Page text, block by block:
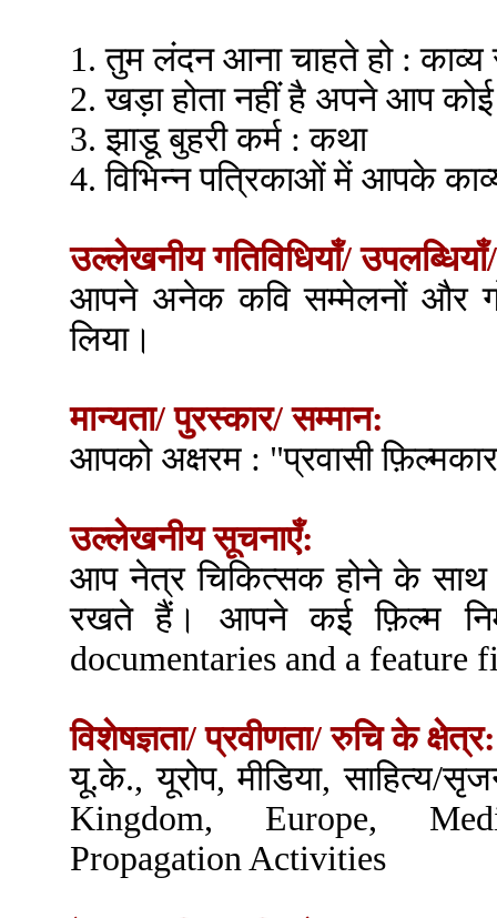
1. तुम लंदन आना चाहते हो : काव्य
2. खड़ा होता नहीं है अपने आप
3. झाडू बुहरी कर्म : कथा
4. विभिन्न पत्रिकाओं में आपके
उल्लेखनीय गतिविधियाँ/ उपलब्धियाँ/
आपने अनेक कवि सम्मेलनों और
लिया।
मान्यता/ पुरस्कार/ सम्मान:
आपको अक्षरम : "प्रवासी
उल्लेखनीय सूचनाएँ:
आप नेत्र चिकित्सक होने के साथ
रखते हैं। आपने कई फ़िल्म
documentaries and a feature
विशेषज्ञता/ प्रवीणता/ रुचि के क्षेत्र:
यू.के., यूरोप, मीडिया, साहित्य/
Kingdom, Europe,
Propagation Activities